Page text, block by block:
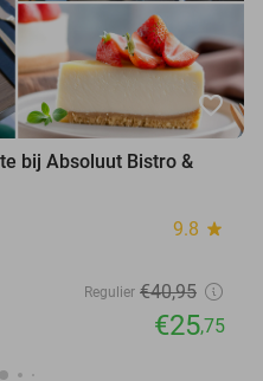
favorite_border
bij Absoluut Bistro &
9.8 star
Regulier €40,95
€25,75